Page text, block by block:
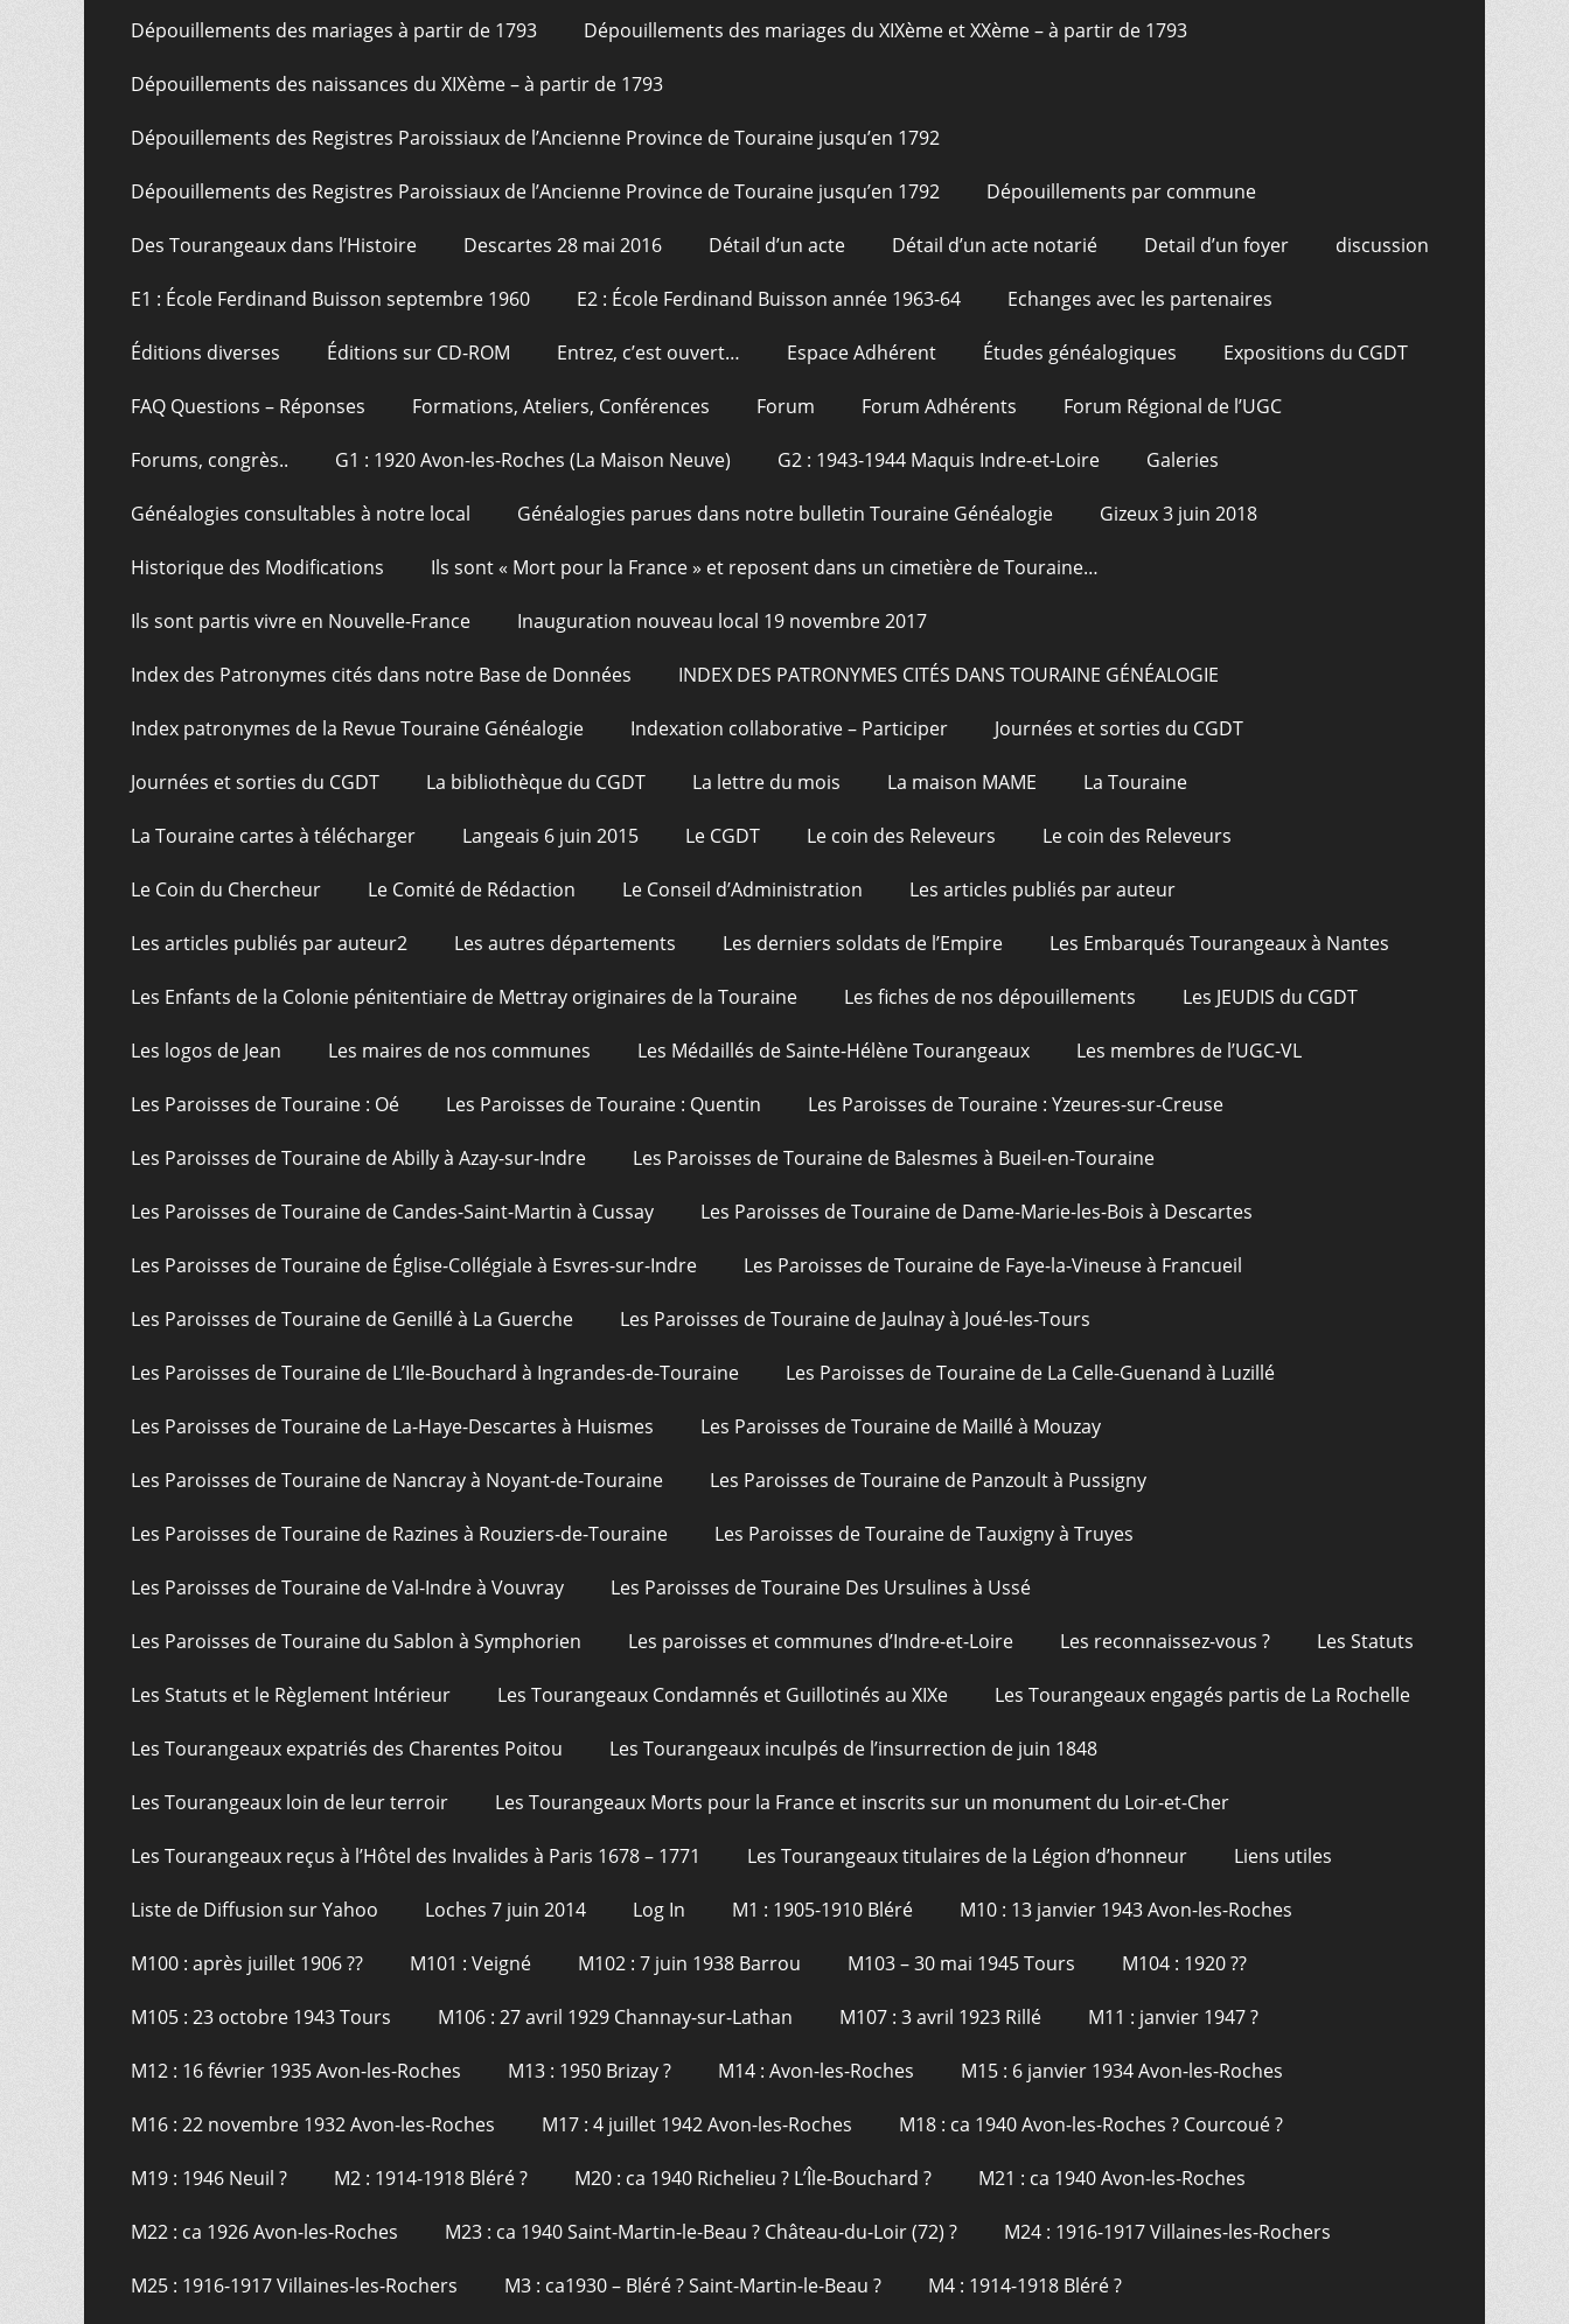
Dépouillements des mariages à partir de 1793 Dépouillements des mariages du XIXème et XXème – à partir de 1793
Dépouillements des naissances du XIXème – à partir de 1793
Dépouillements des Registres Paroissiaux de l’Ancienne Province de Touraine jusqu’en 1792
Dépouillements des Registres Paroissiaux de l’Ancienne Province de Touraine jusqu’en 1792 Dépouillements par commune
Des Tourangeaux dans l’Histoire Descartes 28 mai 2016 Détail d’un acte Détail d’un acte notarié Detail d’un foyer discussion
E1 : École Ferdinand Buisson septembre 1960 E2 : École Ferdinand Buisson année 1963-64 Echanges avec les partenaires
Éditions diverses Éditions sur CD-ROM Entrez, c’est ouvert… Espace Adhérent Études généalogiques Expositions du CGDT
FAQ Questions – Réponses Formations, Ateliers, Conférences Forum Forum Adhérents Forum Régional de l’UGC
Forums, congrès.. G1 : 1920 Avon-les-Roches (La Maison Neuve) G2 : 1943-1944 Maquis Indre-et-Loire Galeries
Généalogies consultables à notre local Généalogies parues dans notre bulletin Touraine Généalogie Gizeux 3 juin 2018
Historique des Modifications Ils sont « Mort pour la France » et reposent dans un cimetière de Touraine…
Ils sont partis vivre en Nouvelle-France Inauguration nouveau local 19 novembre 2017
Index des Patronymes cités dans notre Base de Données INDEX DES PATRONYMES CITÉS DANS TOURAINE GÉNÉALOGIE
Index patronymes de la Revue Touraine Généalogie Indexation collaborative – Participer Journées et sorties du CGDT
Journées et sorties du CGDT La bibliothèque du CGDT La lettre du mois La maison MAME La Touraine
La Touraine cartes à télécharger Langeais 6 juin 2015 Le CGDT Le coin des Releveurs Le coin des Releveurs
Le Coin du Chercheur Le Comité de Rédaction Le Conseil d’Administration Les articles publiés par auteur
Les articles publiés par auteur2 Les autres départements Les derniers soldats de l’Empire Les Embarqués Tourangeaux à Nantes
Les Enfants de la Colonie pénitentiaire de Mettray originaires de la Touraine Les fiches de nos dépouillements Les JEUDIS du CGDT
Les logos de Jean Les maires de nos communes Les Médaillés de Sainte-Hélène Tourangeaux Les membres de l’UGC-VL
Les Paroisses de Touraine : Oé Les Paroisses de Touraine : Quentin Les Paroisses de Touraine : Yzeures-sur-Creuse
Les Paroisses de Touraine de Abilly à Azay-sur-Indre Les Paroisses de Touraine de Balesmes à Bueil-en-Touraine
Les Paroisses de Touraine de Candes-Saint-Martin à Cussay Les Paroisses de Touraine de Dame-Marie-les-Bois à Descartes
Les Paroisses de Touraine de Église-Collégiale à Esvres-sur-Indre Les Paroisses de Touraine de Faye-la-Vineuse à Francueil
Les Paroisses de Touraine de Genillé à La Guerche Les Paroisses de Touraine de Jaulnay à Joué-les-Tours
Les Paroisses de Touraine de L’Ile-Bouchard à Ingrandes-de-Touraine Les Paroisses de Touraine de La Celle-Guenand à Luzillé
Les Paroisses de Touraine de La-Haye-Descartes à Huismes Les Paroisses de Touraine de Maillé à Mouzay
Les Paroisses de Touraine de Nancray à Noyant-de-Touraine Les Paroisses de Touraine de Panzoult à Pussigny
Les Paroisses de Touraine de Razines à Rouziers-de-Touraine Les Paroisses de Touraine de Tauxigny à Truyes
Les Paroisses de Touraine de Val-Indre à Vouvray Les Paroisses de Touraine Des Ursulines à Ussé
Les Paroisses de Touraine du Sablon à Symphorien Les paroisses et communes d’Indre-et-Loire Les reconnaissez-vous ? Les Statuts
Les Statuts et le Règlement Intérieur Les Tourangeaux Condamnés et Guillotinés au XIXe Les Tourangeaux engagés partis de La Rochelle
Les Tourangeaux expatriés des Charentes Poitou Les Tourangeaux inculpés de l’insurrection de juin 1848
Les Tourangeaux loin de leur terroir Les Tourangeaux Morts pour la France et inscrits sur un monument du Loir-et-Cher
Les Tourangeaux reçus à l’Hôtel des Invalides à Paris 1678 – 1771 Les Tourangeaux titulaires de la Légion d’honneur Liens utiles
Liste de Diffusion sur Yahoo Loches 7 juin 2014 Log In M1 : 1905-1910 Bléré M10 : 13 janvier 1943 Avon-les-Roches
M100 : après juillet 1906 ?? M101 : Veigné M102 : 7 juin 1938 Barrou M103 – 30 mai 1945 Tours M104 : 1920 ??
M105 : 23 octobre 1943 Tours M106 : 27 avril 1929 Channay-sur-Lathan M107 : 3 avril 1923 Rillé M11 : janvier 1947 ?
M12 : 16 février 1935 Avon-les-Roches M13 : 1950 Brizay ? M14 : Avon-les-Roches M15 : 6 janvier 1934 Avon-les-Roches
M16 : 22 novembre 1932 Avon-les-Roches M17 : 4 juillet 1942 Avon-les-Roches M18 : ca 1940 Avon-les-Roches ? Courcoué ?
M19 : 1946 Neuil ? M2 : 1914-1918 Bléré ? M20 : ca 1940 Richelieu ? L’Île-Bouchard ? M21 : ca 1940 Avon-les-Roches
M22 : ca 1926 Avon-les-Roches M23 : ca 1940 Saint-Martin-le-Beau ? Château-du-Loir (72) ? M24 : 1916-1917 Villaines-les-Rochers
M25 : 1916-1917 Villaines-les-Rochers M3 : ca1930 – Bléré ? Saint-Martin-le-Beau ? M4 : 1914-1918 Bléré ?